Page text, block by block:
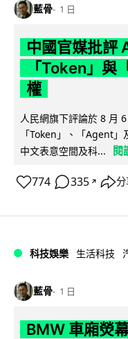
藍骨 1 日
中國官媒批評
「Token」與
權
人民網旗下評論於 8 月
「Token」、「Agent
中文表意空間及科...
閱
774 335 ↗
科技娛樂 生活科技
藍骨 1 日
BMW 車廂熒